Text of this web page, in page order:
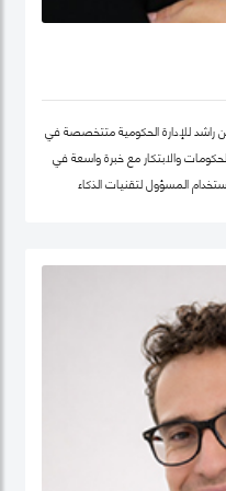
راشد للإدارة الحكومية متتخصصة في
والابتكار مع خبرة واسعة في
المسؤول لتقنيات الذكاء
تدعم الابتكار في القطاع العام
الرقمي للقطاع الحكومي.